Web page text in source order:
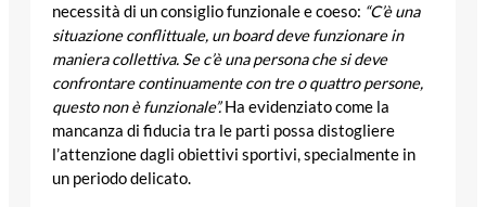
necessità di un consiglio funzionale e coeso: “C’è una
situazione conflittuale, un board deve funzionare in
maniera collettiva. Se c’è una persona che si deve
confrontare continuamente con tre o quattro persone,
questo non è funzionale”.Ha evidenziato come la
mancanza di fiducia tra le parti possa distogliere
l’attenzione dagli obiettivi sportivi, specialmente in
un periodo delicato.